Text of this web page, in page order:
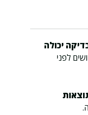
יכולה
לפני